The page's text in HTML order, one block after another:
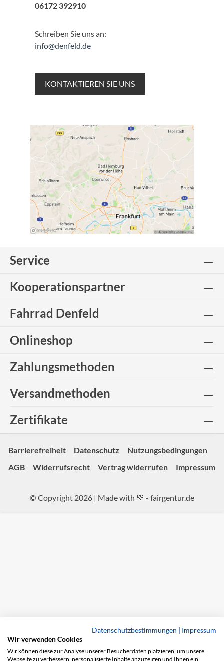
06172 392910
Schreiben Sie uns an:
info@denfeld.de
KONTAKTIEREN SIE UNS
Service
Kooperationspartner
Fahrrad Denfeld
Onlineshop
Zahlungsmethoden
Versandmethoden
Zertifikate
Barrierefreiheit Datenschutz
Nutzungsbedingungen
AGB
Widerrufsrecht Vertrag widerrufen Impressum
© Copyright 2026 | Made with 💚 - fairgentur.de
Datenschutzbestimmungen | Impressum
Wir verwenden Cookies
Wir können diese zur Analyse unserer Besucherdaten platzieren, um unsere
Webseite zu verbessern, personalisierte Inhalte anzuzeigen und Ihnen ein